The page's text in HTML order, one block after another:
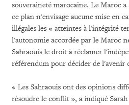
souveraineté marocaine. Le Maroc
ce plan n'envisage aucune mise en
illégales les « atteintes à l'intégrité
l'autonomie accordée par le Maroc
Sahraouis le droit à réclamer
référendum pour décider de l'avenir
« Les Sahraouis ont des opinions
résoudre le conflit », a indiqué